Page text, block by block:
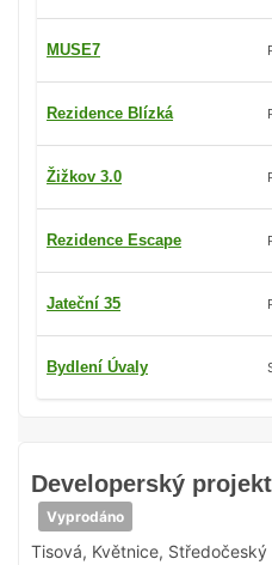
Developerský
Vyprodáno
Tisová, Květnice, Středočeský
MUSE7
Rezidence Blízká
Žižkov 3.0
Rezidence Escape
Jateční 35
Bydlení Úvaly